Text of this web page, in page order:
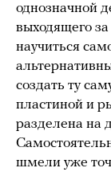
однозначной
выходящего
научиться
создать ту
пластиной и
разделена на
шмели уже